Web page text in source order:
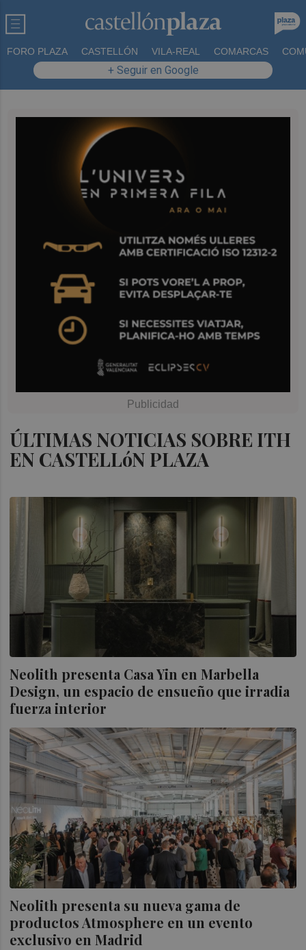
FORO PLAZA CASTELLÓN VILA-REAL COMARCAS
+ Seguir en Google
ÚLTIMAS NOTICIAS SOBRE ITH
EN CASTELLóN PLAZA
Neolith presenta Casa Yin en Marbella
Design, un espacio de ensueño que irradia
fuerza interior
Neolith presenta su nueva gama de
productos Atmosphere en un evento
exclusivo en Madrid